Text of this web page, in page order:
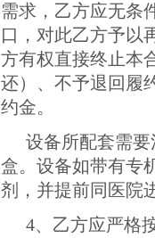
需求，乙方应无条
口，对此乙方予以
方有权直接终止本
还）、不予退回履
约金。
设备所配套需
盒。设备如带有专
剂，并提前同医院
4、乙方应严格